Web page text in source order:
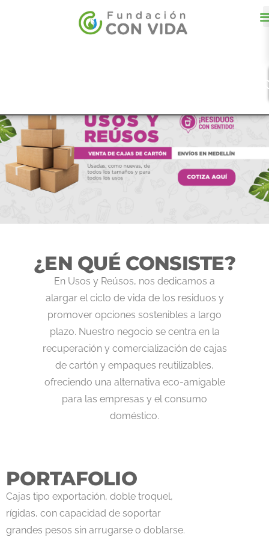
¿EN QUÉ CONSISTE?
En Usos y Reúsos, nos dedicamos a
alargar el ciclo de vida de los residuos y
promover opciones sostenibles a largo
plazo. Nuestro negocio se centra en la
recuperación y comercialización de cajas
de cartón y empaques reutilizables,
ofreciendo una alternativa eco-amigable
para las empresas y el consumo
doméstico.
PORTAFOLIO
Cajas tipo exportación, doble troquel,
rígidas, con capacidad de soportar
grandes pesos sin arrugarse o doblarse.